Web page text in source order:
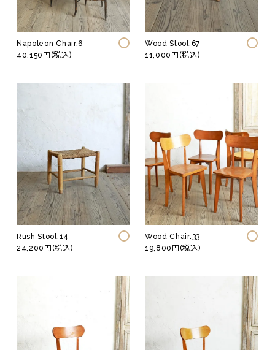
Fashion
ジュエリー
ウェア
Vintage
テーブル
イス
ファニチャー
照明
Napoleon Chair.6
40,150円(税込)
Wood Stool.67
11,000円(税込)
Rush Stool.14
24,200円(税込)
Wood Chair.33
19,800円(税込)